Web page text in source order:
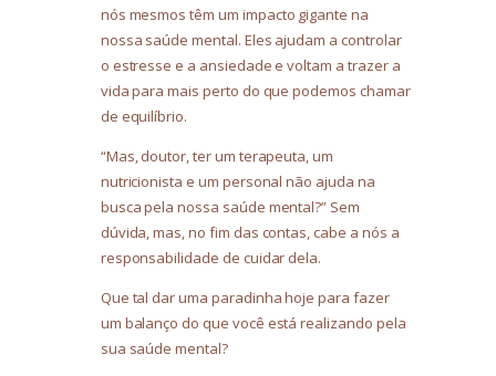
nós mesmos têm um impacto gigante na
nossa saúde mental. Eles ajudam a controlar
o estresse e a ansiedade e voltam a trazer a
vida para mais perto do que podemos chamar
de equilíbrio.
“Mas, doutor, ter um terapeuta, um
nutricionista e um personal não ajuda na
busca pela nossa saúde mental?” Sem
dúvida, mas, no fim das contas, cabe a nós a
responsabilidade de cuidar dela.
Que tal dar uma paradinha hoje para fazer
um balanço do que você está realizando pela
sua saúde mental?